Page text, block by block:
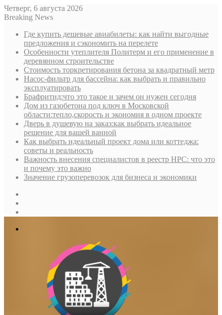
Четверг, 6 августа 2026
Breaking News
Где купить дешевые авиабилеты: как найти выгодные
предложения и сэкономить на перелете
Особенности утеплителя Политерм и его применение в
деревянном строительстве
Стоимость торкретирования бетона за квадратный метр
Насос-фильтр для бассейна: как выбрать и правильно
эксплуатировать
Брафритид:что это такое и зачем он нужен сегодня
Дом из газобетона под ключ в Московской
области:тепло,скорость и экономия в одном проекте
Дверь в душевую на заказ:как выбрать идеальное
решение для вашей ванной
Как выбрать идеальный проект дома или коттеджа:
советы и реальность
Важность внесения специалистов в реестр НРС: что это
и почему это важно
Значение грузоперевозок для бизнеса и экономики